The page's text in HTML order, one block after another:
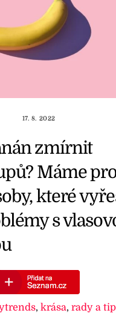
17. 8. 2022
zmírnit
Máme
které
s
,krása,rady a